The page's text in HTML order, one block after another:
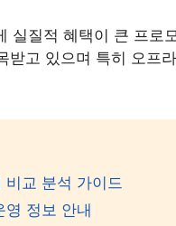
실질적 혜택이 큰 프로
받고 있으며 특히 오프
교 분석 가이드
정보 안내